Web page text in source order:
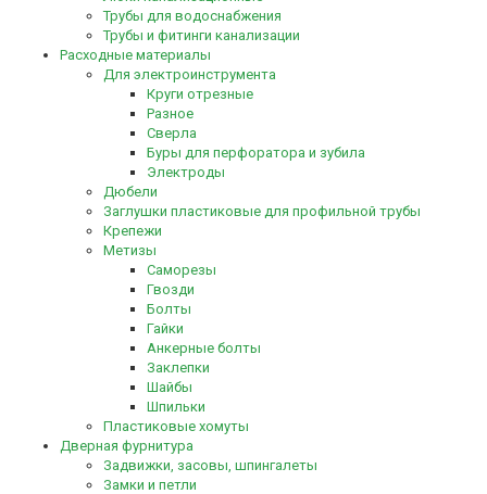
Трубы для водоснабжения
Трубы и фитинги канализации
Расходные материалы
Для электроинструмента
Круги отрезные
Разное
Сверла
Буры для перфоратора и зубила
Электроды
Дюбели
Заглушки пластиковые для профильной трубы
Крепежи
Метизы
Саморезы
Гвозди
Болты
Гайки
Анкерные болты
Заклепки
Шайбы
Шпильки
Пластиковые хомуты
Дверная фурнитура
Задвижки, засовы, шпингалеты
Замки и петли